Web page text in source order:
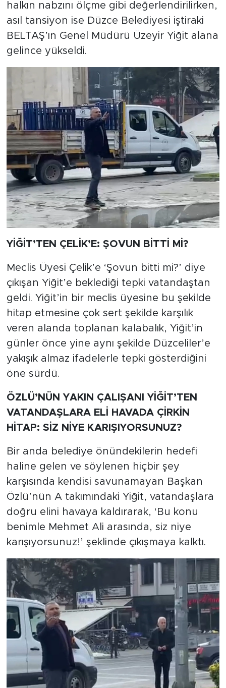
halkın nabzını ölçme gibi değerlendirilirken,
asıl tansiyon ise Düzce Belediyesi iştiraki
BELTAŞ’ın Genel Müdürü Üzeyir Yiğit alana
gelince yükseldi.
YİĞİT’TEN ÇELİK’E: ŞOVUN BİTTİ Mİ?
Meclis Üyesi Çelik’e ‘Şovun bitti mi?’ diye
çıkışan Yiğit’e beklediği tepki vatandaştan
geldi. Yiğit’in bir meclis üyesine bu şekilde
hitap etmesine çok sert şekilde karşılık
veren alanda toplanan kalabalık, Yiğit’in
günler önce yine aynı şekilde Düzceliler’e
yakışık almaz ifadelerle tepki gösterdiğini
öne sürdü.
ÖZLÜ’NÜN YAKIN ÇALIŞANI YİĞİT’TEN
VATANDAŞLARA ELİ HAVADA ÇİRKİN
HİTAP: SİZ NİYE KARIŞIYORSUNUZ?
Bir anda belediye önündekilerin hedefi
haline gelen ve söylenen hiçbir şey
karşısında kendisi savunamayan Başkan
Özlü’nün A takımındaki Yiğit, vatandaşlara
doğru elini havaya kaldırarak, ‘Bu konu
benimle Mehmet Ali arasında, siz niye
karışıyorsunuz!’ şeklinde çıkışmaya kalktı.